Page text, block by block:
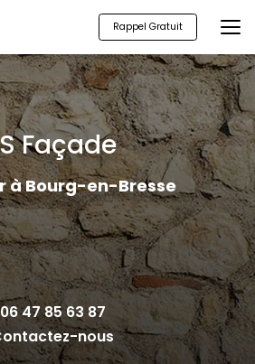
Rappel Gratuit
Façade
à Bourg-en-Bresse
06 47 85 63 87
nous